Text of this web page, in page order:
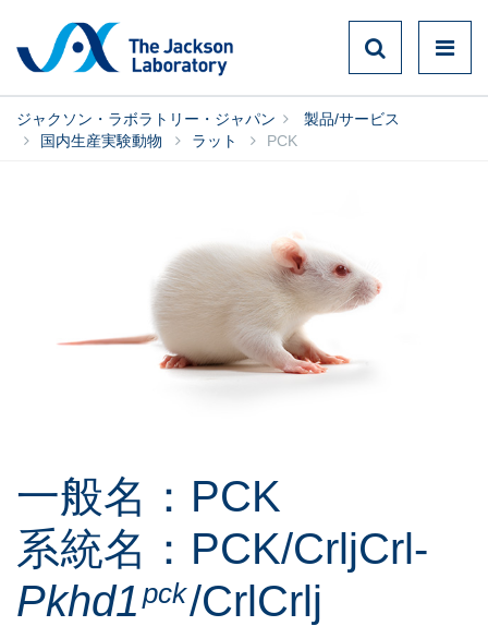
ジャクソン・ラボラトリー・ジャパン
製品/サービス
国内生産実験動物
ラット PCK
一般名：PCK
系統名：PCK/CrljCrl-
Pkhd1 pck/CrlCrlj